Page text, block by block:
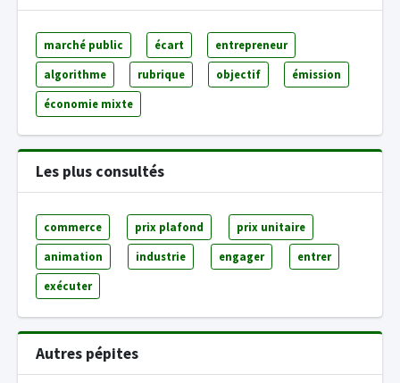
marché public écart entrepreneur
algorithme rubrique objectif émission
économie mixte
Les plus consultés
commerce prix plafond prix unitaire
animation industrie engager entrer
exécuter
Autres pépites